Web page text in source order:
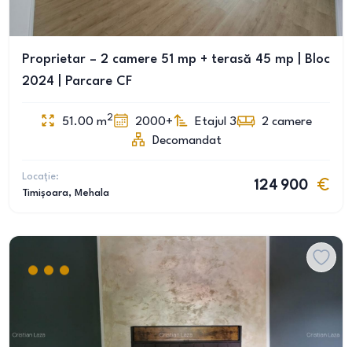
Proprietar – 2 camere 51 mp + terasă 45 mp | Bloc
2024 | Parcare CF
51.00 m2 2000+ Etajul 3 2 camere
Decomandat
Locație:
Timișoara, Mehala
124 900